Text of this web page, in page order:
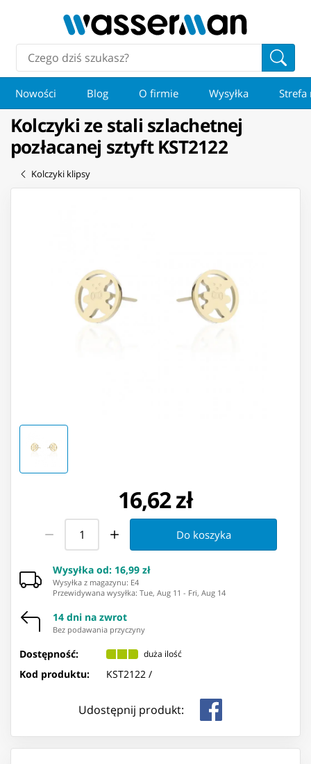
Nowości Blog O firmie Wysyłka Strefa
Kolczyki ze stali szlachetnej
pozłacanej sztyft KST2122
Kolczyki klipsy
16,62 zł
Do koszyka
Wysyłka od: 16,99 zł
Wysyłka z magazynu: ⁨E4⁩
Przewidywana wysyłka: Tue, Aug 11 - Fri, Aug 14
14 dni na zwrot
Bez podawania przyczyny
Dostępność: duża ilość
Kod produktu: KST2122 /
Udostępnij produkt: